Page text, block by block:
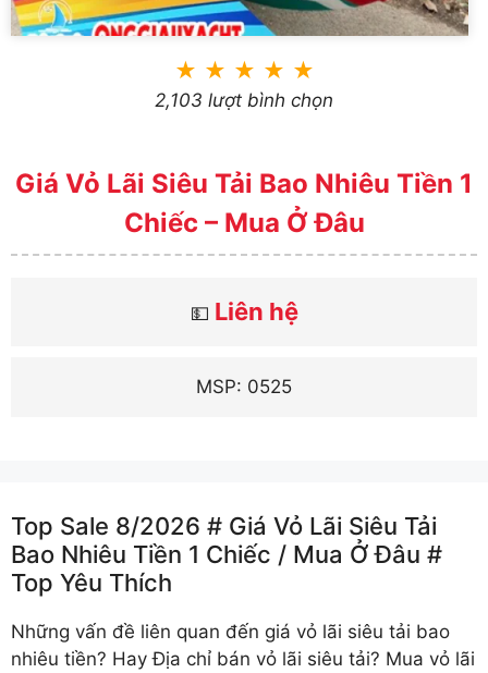
★ ★ ★ ★ ★
2,103 lượt bình chọn
Giá Vỏ Lãi Siêu Tải Bao Nhiêu Tiền 1
Chiếc – Mua Ở Đâu
💵 Liên hệ
MSP: 0525
Top Sale 8/2026 # Giá Vỏ Lãi Siêu Tải
Bao Nhiêu Tiền 1 Chiếc /️ Mua Ở Đâu #
Top Yêu Thích
Những vấn đề liên quan đến giá vỏ lãi siêu tải bao
nhiêu tiền? Hay Địa chỉ bán vỏ lãi siêu tải? Mua vỏ lãi